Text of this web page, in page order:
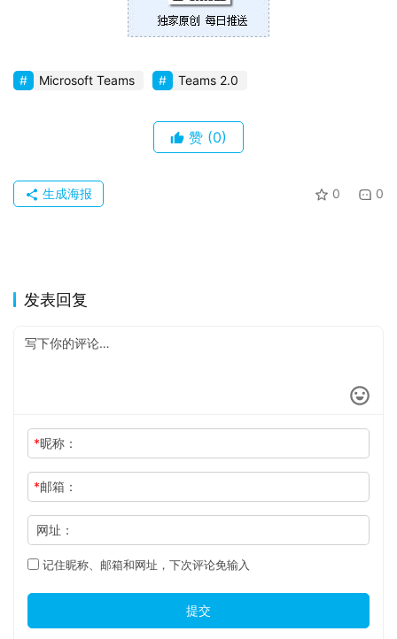
Microsoft Teams Teams 2.0
赞 (0)
0 0
生成海报
发表回复
*昵称：
*邮箱：
网址：
记住昵称、邮箱和网址，下次评论免输入
提交